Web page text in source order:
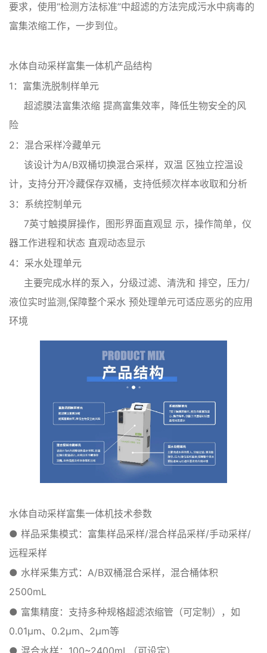
要求，使用“检测方法标准”中超滤的方法完成污水中病毒的
富集浓缩工作，一步到位。
水体自动采样富集一体机产品结构
1：富集洗脱制样单元
超滤膜法富集浓缩 提高富集效率，降低生物安全的风
险
2：混合采样冷藏单元
该设计为A/B双桶切换混合采样，双温 区独立控温设
计，支持分开冷藏保存双桶，支持低频次样本收取和分析
3：系统控制单元
7英寸触摸屏操作，图形界面直观显 示，操作简单，仪
器工作进程和状态 直观动态显示
4：采水处理单元
主要完成水样的泵入，分级过滤、清洗和 排空，压力/
液位实时监测,保障整个采水 预处理单元可适应恶劣的应用
环境
水体自动采样富集一体机技术参数
● 样品采集模式：富集样品采样/混合样品采样/手动采样/
远程采样
● 水样采集方式：A/B双桶混合采样，混合桶体积
2500mL
● 富集精度：支持多种规格超滤浓缩管（可定制），如
0.01μm、0.2μm、2μm等